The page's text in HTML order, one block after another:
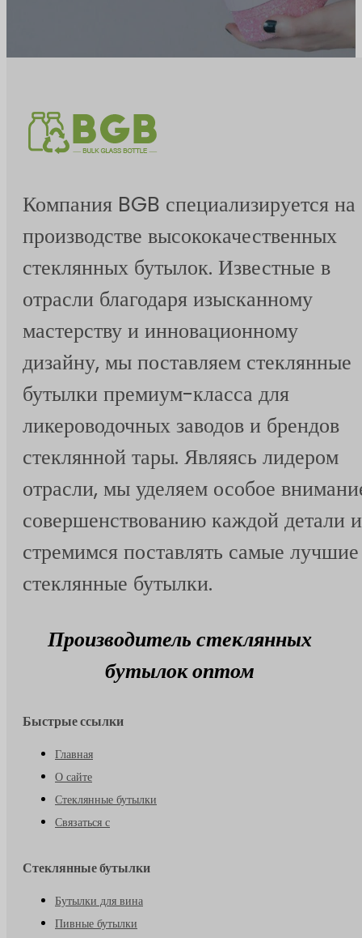
Компания BGB специализируется на
производстве высококачественных
стеклянных бутылок. Известные в
отрасли благодаря изысканному
мастерству и инновационному
дизайну, мы поставляем стеклянные
бутылки премиум-класса для
ликероводочных заводов и брендов
стеклянной тары. Являясь лидером
отрасли, мы уделяем особое
совершенствованию каждой детали и
стремимся поставлять самые лучшие
стеклянные бутылки.
Производитель стеклянных
бутылок оптом
Быстрые ссылки
Главная
О сайте
Стеклянные бутылки
Связаться с
Стеклянные бутылки
Бутылки для вина
Пивные бутылки